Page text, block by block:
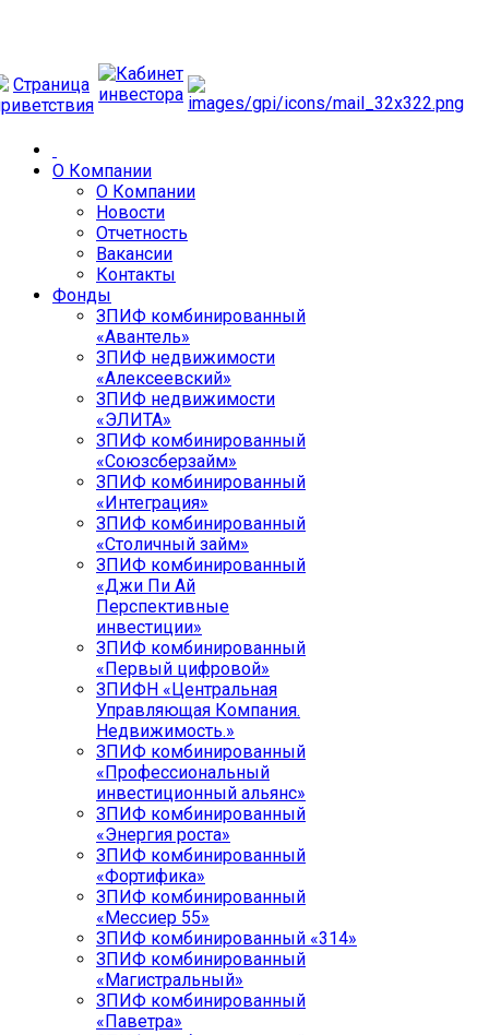
О Компании
О Компании
Новости
Отчетность
Вакансии
Контакты
Фонды
ЗПИФ комбинированный
«Авантель»
ЗПИФ недвижимости
«Алексеевский»
ЗПИФ недвижимости
«ЭЛИТА»
ЗПИФ комбинированный
«Союзсберзайм»
ЗПИФ комбинированный
«Интеграция»
ЗПИФ комбинированный
«Столичный займ»
ЗПИФ комбинированный
«Джи Пи Ай
Перспективные
инвестиции»
ЗПИФ комбинированный
«Первый цифровой»
ЗПИФН «Центральная
Управляющая Компания.
Недвижимость.»
ЗПИФ комбинированный
«Профессиональный
инвестиционный альянс»
ЗПИФ комбинированный
«Энергия роста»
ЗПИФ комбинированный
«Фортифика»
ЗПИФ комбинированный
«Мессиер 55»
ЗПИФ комбинированный «314»
ЗПИФ комбинированный
«Магистральный»
ЗПИФ комбинированный
«Паветра»